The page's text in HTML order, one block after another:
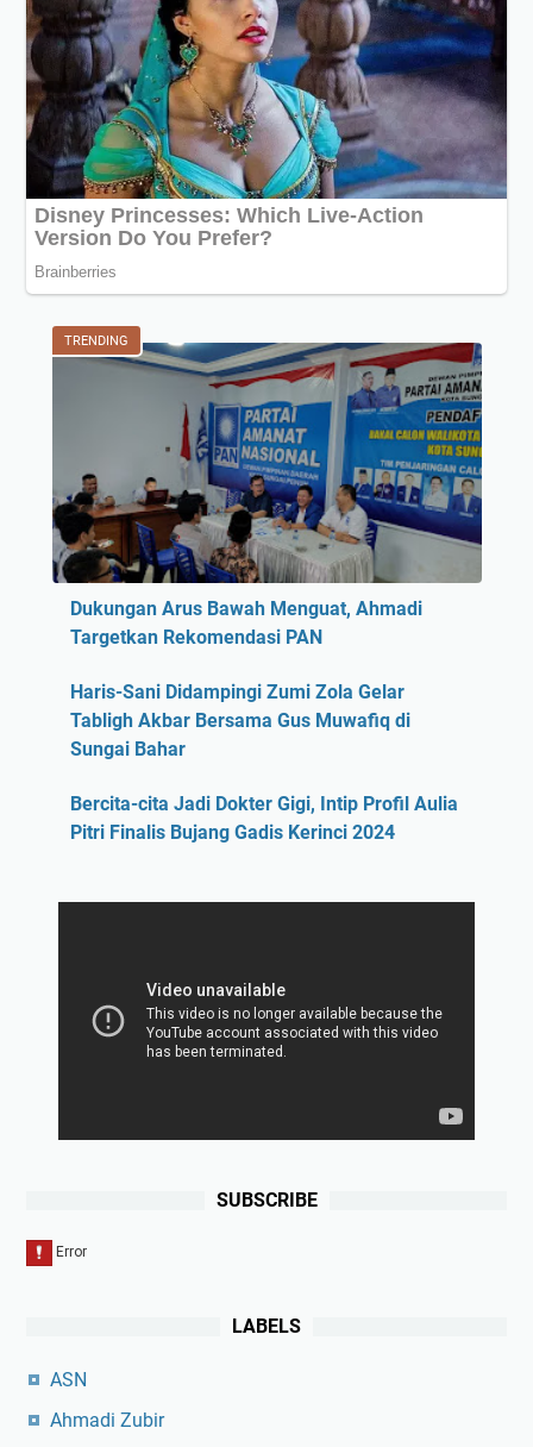
TRENDING
Dukungan Arus Bawah Menguat, Ahmadi
Targetkan Rekomendasi PAN
Haris-Sani Didampingi Zumi Zola Gelar
Tabligh Akbar Bersama Gus Muwafiq di
Sungai Bahar
Bercita-cita Jadi Dokter Gigi, Intip Profil Aulia
Pitri Finalis Bujang Gadis Kerinci 2024
SUBSCRIBE
LABELS
ASN
Ahmadi Zubir